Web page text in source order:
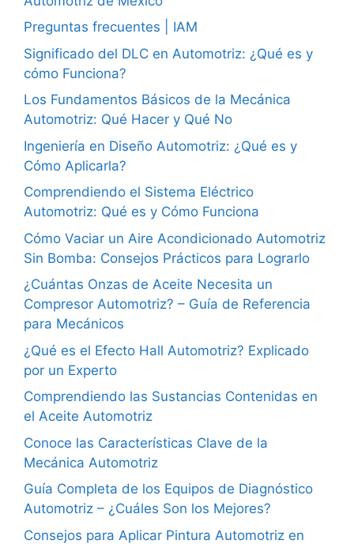
Preguntas frecuentes | IAM
Significado del DLC en Automotriz: ¿Qué es y
cómo Funciona?
Los Fundamentos Básicos de la Mecánica
Automotriz: Qué Hacer y Qué No
Ingeniería en Diseño Automotriz: ¿Qué es y
Cómo Aplicarla?
Comprendiendo el Sistema Eléctrico
Automotriz: Qué es y Cómo Funciona
Cómo Vaciar un Aire Acondicionado Automotriz
Sin Bomba: Consejos Prácticos para Lograrlo
¿Cuántas Onzas de Aceite Necesita un
Compresor Automotriz? – Guía de Referencia
para Mecánicos
¿Qué es el Efecto Hall Automotriz? Explicado
por un Experto
Comprendiendo las Sustancias Contenidas en
el Aceite Automotriz
Conoce las Características Clave de la
Mecánica Automotriz
Guía Completa de los Equipos de Diagnóstico
Automotriz – ¿Cuáles Son los Mejores?
Consejos para Aplicar Pintura Automotriz en